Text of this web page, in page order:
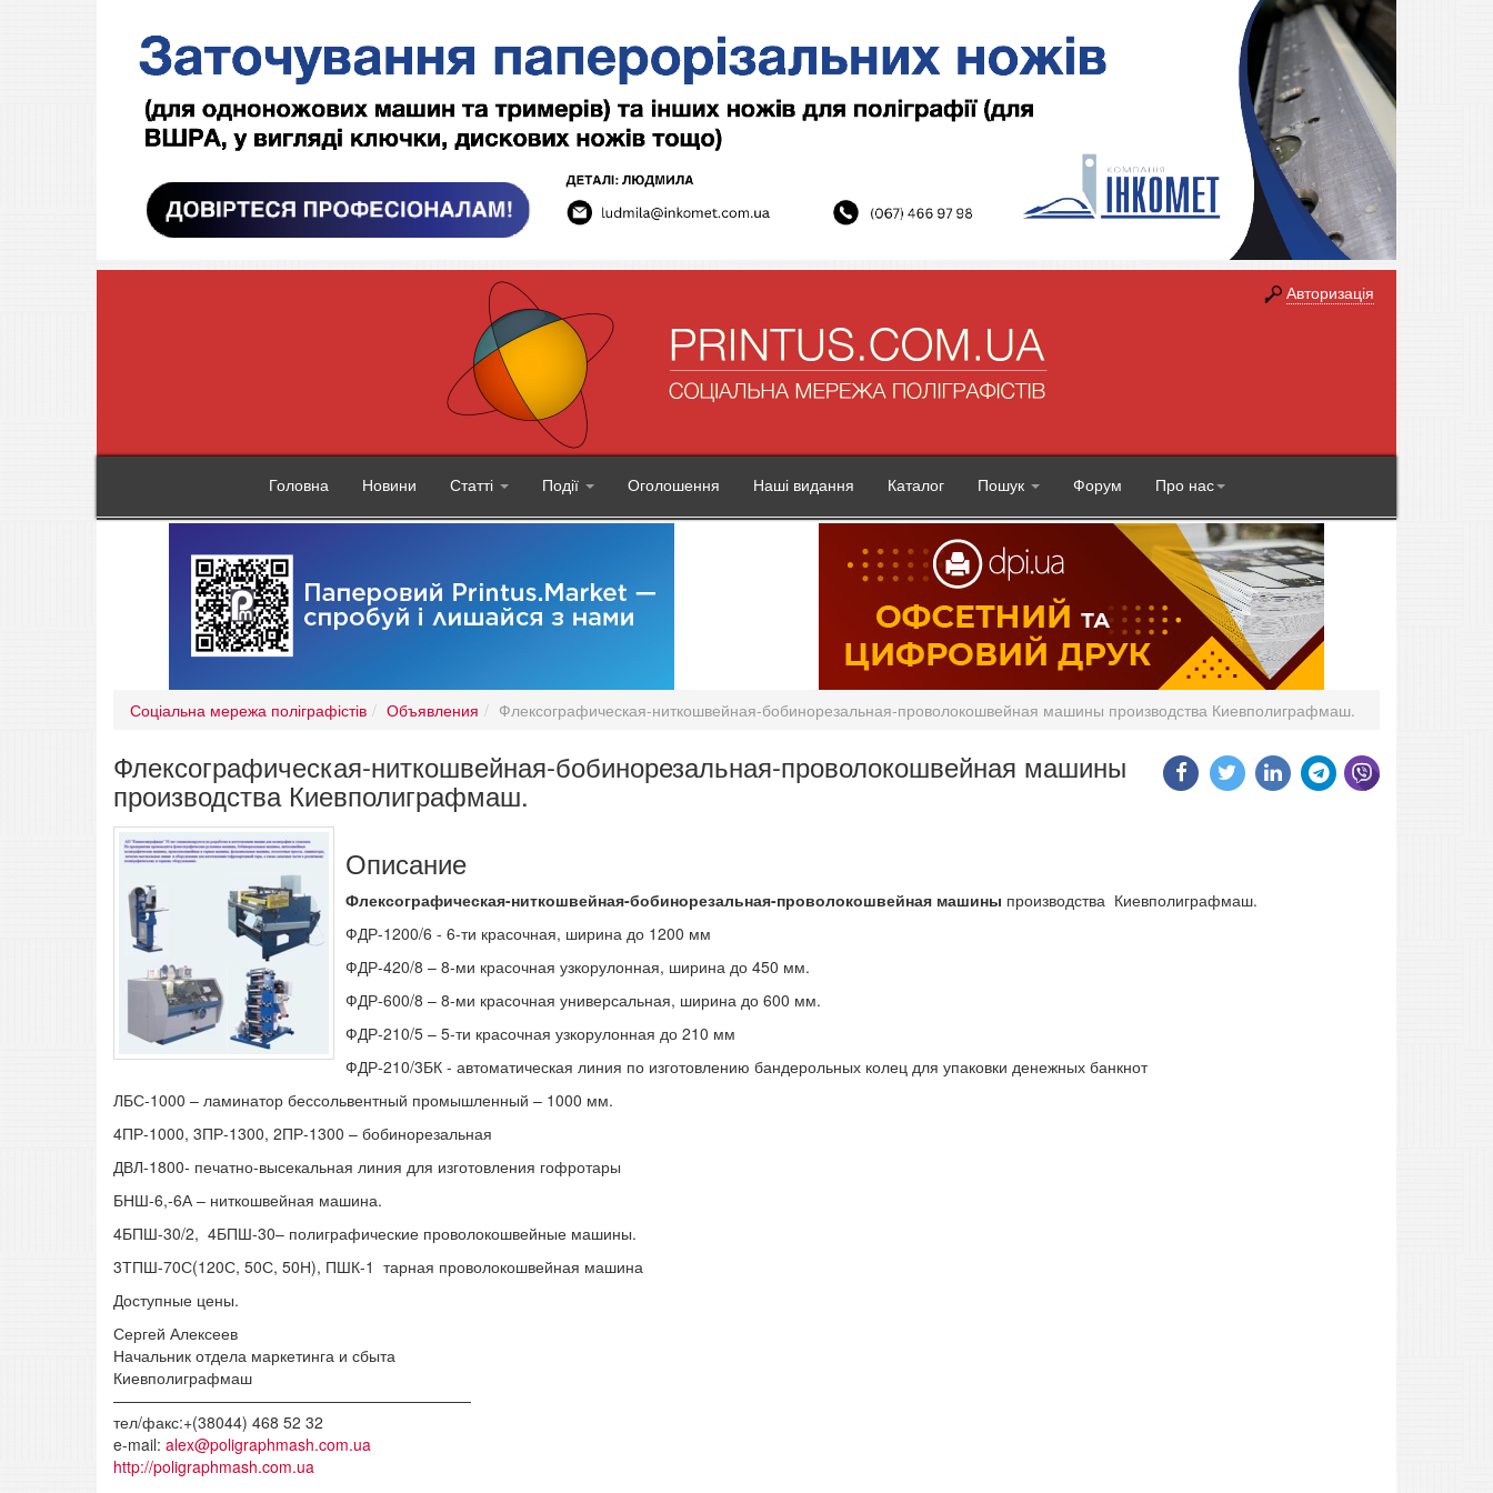
Авторизація
Головна Новини Статті Події Оголошення Наші видання Каталог Пошук Форум Про нас
Соціальна мережа поліграфістів Объявления Флексографическая-ниткошвейная-бобинорезальная-проволокошвейная машины производства Киевполиграфмаш.
Флексографическая-ниткошвейная-бобинорезальная-проволокошвейная машины
производства Киевполиграфмаш.
Описание
Флексографическая-ниткошвейная-бобинорезальная-проволокошвейная машины производства Киевполиграфмаш.
ФДР-1200/6 - 6-ти красочная, ширина до 1200 мм
ФДР-420/8 – 8-ми красочная узкорулонная, ширина до 450 мм.
ФДР-600/8 – 8-ми красочная универсальная, ширина до 600 мм.
ФДР-210/5 – 5-ти красочная узкорулонная до 210 мм
ФДР-210/3БК - автоматическая линия по изготовлению бандерольных колец для упаковки денежных банкнот
ЛБС-1000 – ламинатор бессольвентный промышленный – 1000 мм.
4ПР-1000, 3ПР-1300, 2ПР-1300 – бобинорезальная
ДВЛ-1800- печатно-высекальная линия для изготовления гофротары
БНШ-6,-6А – ниткошвейная машина.
4БПШ-30/2, 4БПШ-30– полиграфические проволокошвейные машины.
3ТПШ-70С(120С, 50С, 50Н), ПШК-1 тарная проволокошвейная машина
Доступные цены.
Сергей Алексеев
Начальник отдела маркетинга и сбыта
Киевполиграфмаш
———————————————————————
тел/факс:+(38044) 468 52 32
e-mail: alex@poligraphmash.com.ua
http://poligraphmash.com.ua